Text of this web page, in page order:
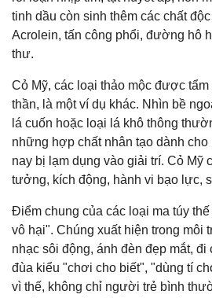
tinh dầu còn sinh thêm các chất
Acrolein, tấn công phổi, đường hô
thư.
Cỏ Mỹ, các loại thảo mộc được
thần, là một ví dụ khác. Nhìn bề
lá cuốn hoặc loại lá khô thông
những hợp chất nhân tạo dành
nay bị lạm dụng vào giải trí. Cỏ Mỹ
tưởng, kích động, hành vi bạo lực,
Điểm chung của các loại ma túy
vô hại". Chúng xuất hiện trong môi
nhạc sôi động, ánh đèn đẹp mắt,
đùa kiểu "chơi cho biết", "dùng tí
vì thế, không chỉ người trẻ bình